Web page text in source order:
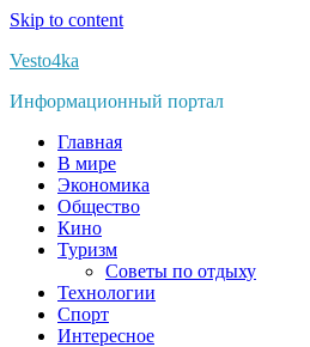
Skip to content
Vesto4ka
Информационный портал
Главная
В мире
Экономика
Общество
Кино
Туризм
Советы по отдыху
Технологии
Спорт
Интересное